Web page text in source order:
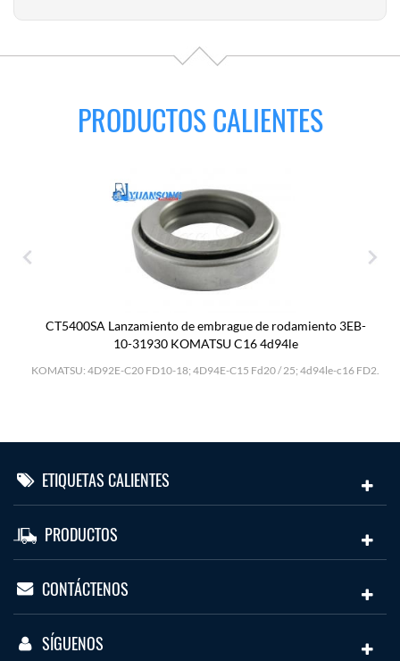
PRODUCTOS CALIENTES
CT5400SA Lanzamiento de embrague de rodamiento 3EB-
10-31930 KOMATSU C16 4d94le
KOMATSU: 4D92E-C20 FD10-18; 4D94E-C15 Fd20 / 25; 4d94le-c16 FD2.
ETIQUETAS CALIENTES
PRODUCTOS
CONTÁCTENOS
SÍGUENOS